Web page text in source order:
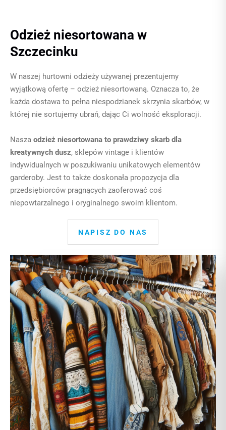
Odzież niesortowana w
Szczecinku
W naszej hurtowni odzieży używanej prezentujemy
wyjątkową ofertę – odzież niesortowaną. Oznacza to, że
każda dostawa to pełna niespodzianek skrzynia skarbów, w
której nie sortujemy ubrań, dając Ci wolność eksploracji.
Nasza odzież niesortowana to prawdziwy skarb dla
kreatywnych dusz, sklepów vintage i klientów
indywidualnych w poszukiwaniu unikatowych elementów
garderoby. Jest to także doskonała propozycja dla
przedsiębiorców pragnących zaoferować coś
niepowtarzalnego i oryginalnego swoim klientom.
NAPISZ DO NAS